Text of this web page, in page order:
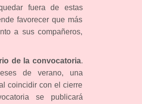
fuera de estas
favorecer que más
a sus compañeros,
de la convocatoria.
de verano, una
coincidir con el cierre
se publicará